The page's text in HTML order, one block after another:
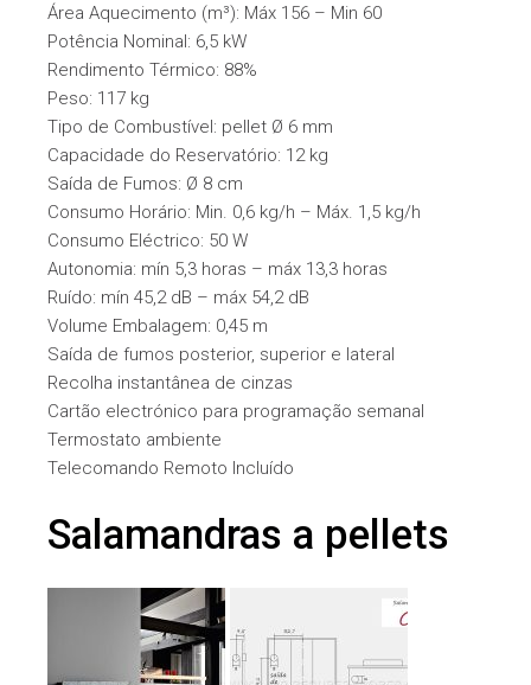
Área Aquecimento (m³): Máx 156 – Min 60
Potência Nominal: 6,5 kW
Rendimento Térmico: 88%
Peso: 117 kg
Tipo de Combustível: pellet Ø 6 mm
Capacidade do Reservatório: 12 kg
Saída de Fumos: Ø 8 cm
Consumo Horário: Min. 0,6 kg/h – Máx. 1,5 kg/h
Consumo Eléctrico: 50 W
Autonomia: mín 5,3 horas – máx 13,3 horas
Ruído: mín 45,2 dB – máx 54,2 dB
Volume Embalagem: 0,45 m
Saída de fumos posterior, superior e lateral
Recolha instantânea de cinzas
Cartão electrónico para programação semanal
Termostato ambiente
Telecomando Remoto Incluído
Salamandras a pellets